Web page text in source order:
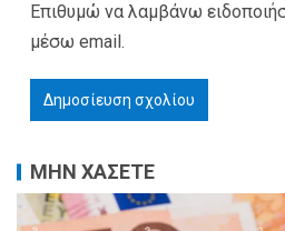
Επιθυμώ να λαμβάνω
μέσω email.
ΜΗΝ ΧΑΣΕΤΕ